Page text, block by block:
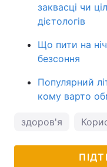
заквасці чи
дієтологів
Що пити на
безсоння
Популярний
кому варто
здоров'я